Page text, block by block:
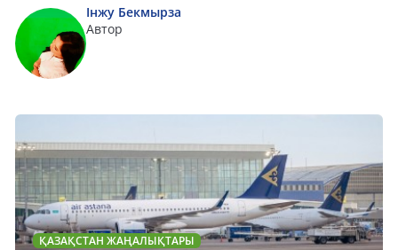
Інжу Бекмырза
Автор
ҚАЗАҚСТАН ЖАҢАЛЫҚТАРЫ